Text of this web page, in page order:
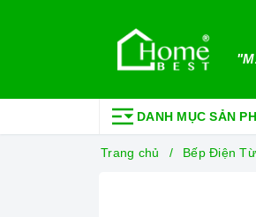
DANH MỤC SẢN
Trang chủ Bếp Điện